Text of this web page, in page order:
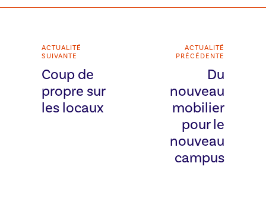
ACTUALITÉ
SUIVANTE
Coup de
propre sur
les locaux
ACTUALITÉ
PRÉCÉDENTE
Du
nouveau
mobilier
pour le
nouveau
campus